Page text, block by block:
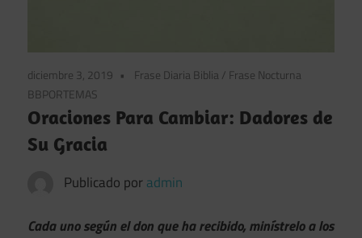
diciembre 3, 2019 Frase Diaria Biblia / Frase Nocturna
BBPORTEMAS
Oraciones Para Cambiar: Dadores de
Su Gracia
Publicado por admin
Cada uno según el don que ha recibido, minístrelo a los